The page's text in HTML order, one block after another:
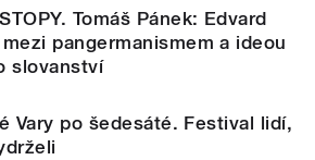
Tomáš Pánek: Edvard
pangermanismem a ideou
slovanství
Vary po šedesáté. Festival lidí,